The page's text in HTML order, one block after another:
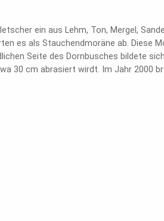
ein aus Lehm, Ton, Mergel,
es als Stauchendmoräne ab. Diese
Seite des Dornbusches bildete
30 cm abrasiert wirdt. Im Jahr 2000